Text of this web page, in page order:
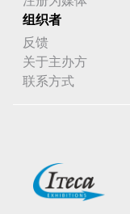
组织者
反馈
关于主办方
联系方式